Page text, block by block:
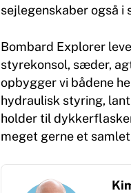
sejlegenskaber også i
Bombard Explorer
styrekonsol, sæder,
opbygger vi bådene
hydraulisk styring,
holder til
meget gerne et